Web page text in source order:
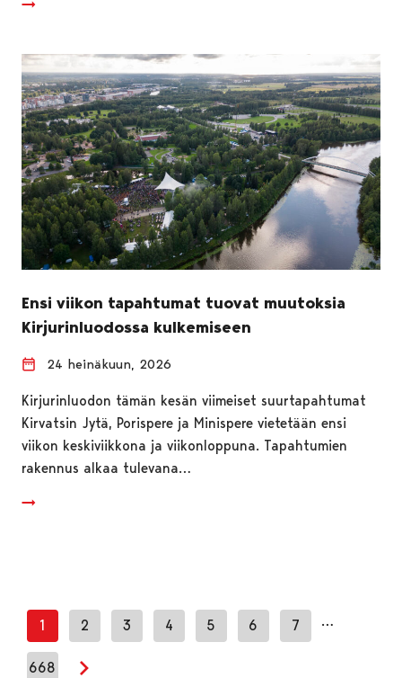
Ensi viikon tapahtumat tuovat muutoksia
Kirjurinluodossa kulkemiseen
24 heinäkuun, 2026
Kirjurinluodon tämän kesän viimeiset suurtapahtumat
Kirvatsin Jytä, Porispere ja Minispere vietetään ensi
viikon keskiviikkona ja viikonloppuna. Tapahtumien
rakennus alkaa tulevana…
1 2 3 4 5 6 7 …
668